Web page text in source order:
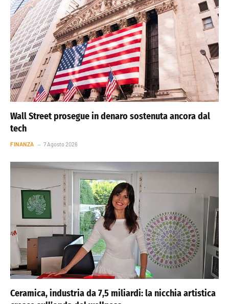
Wall Street prosegue in denaro sostenuta ancora dal
tech
FINANZA 7 Agosto 2026
Ceramica, industria da 7,5 miliardi: la nicchia artistica